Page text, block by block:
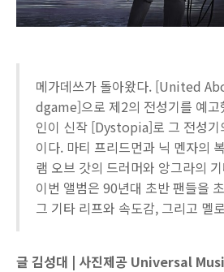
메가데쓰가 돌아왔다. [United
dgame]으로 제2의 전성기를 예고
인이 신작 [Dystopia]로 그 전성기
이다. 마티 프리드먼과 닉 멘자의
램 오브 갓의 드러머와 앙그라의
이번 앨범은 90년대 초반 팬들을
그 기타 리프와 속도감, 그리고 멜
글 김성대 | 사진제공 Universal